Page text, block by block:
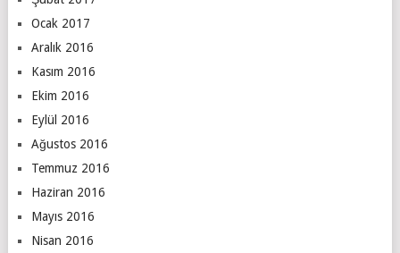
Ocak 2017
Aralık 2016
Kasım 2016
Ekim 2016
Eylül 2016
Ağustos 2016
Temmuz 2016
Haziran 2016
Mayıs 2016
Nisan 2016